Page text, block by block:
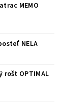
MEMO
NELA
rošt OPTIMAL